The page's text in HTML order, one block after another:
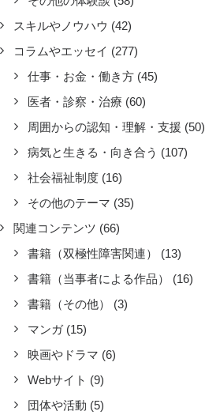
スキルやノウハウ (42)
コラムやエッセイ (277)
仕事・お金・働き方 (45)
医者・診察・治療 (60)
周囲からの認知・理解・支援 (50)
病気と生きる・向き合う (107)
社会福祉制度 (16)
その他のテーマ (35)
関連コンテンツ (66)
書籍（双極性障害関連）
(13)
書籍（当事者による作品）
(16)
書籍（その他）
(3)
マンガ (15)
映画やドラマ (6)
Webサイト (9)
団体や活動 (5)